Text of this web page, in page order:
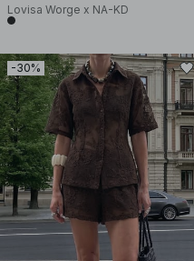
Lovisa Worge x NA-KD
-30%